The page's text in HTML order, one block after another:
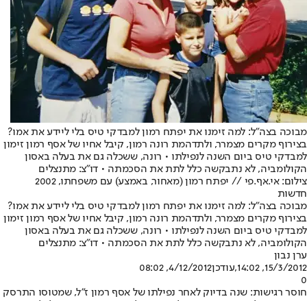
מבוכה בצה"ל: למה זימנו את יפתח רמון למבדקי טיס בלי ליידע את אמו?
בצירוף מקרים מצמרר, ולתדהמת רונה רמון, קיבל אחיו של אסף רמון זימון
למבדקי טיס ביום השנה לנפילתו • רונה, ששכלה גם את בעלה באסון
הקולומביה, לא נתבקשה כלל לתת את הסכמתה • דו"צ: מתנצלים
צילום: אי.אף.פי // יפתח רמון (מאחור, באמצע) עם משפחתו, 2002
חדשות
מבוכה בצה"ל: למה זימנו את יפתח רמון למבדקי טיס בלי ליידע את אמו?
בצירוף מקרים מצמרר, ולתדהמת רונה רמון, קיבל אחיו של אסף רמון זימון
למבדקי טיס ביום השנה לנפילתו • רונה, ששכלה גם את בעלה באסון
הקולומביה, לא נתבקשה כלל לתת את הסכמתה • דו"צ: מתנצלים
ערן נבון
15/3/2012, 14:02
,עודכן4/12/2012, 08:02
0
חוסר רגישות: שנה בדיוק לאחר נפילתו של אסף רמון ז"ל, שמטוסו התרסק